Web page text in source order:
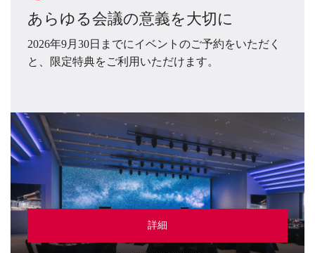
あらゆる会議の意義を大切に
2026年9月30日までにイベントのご予約をいただく
と、限定特典をご利用いただけます。
詳細